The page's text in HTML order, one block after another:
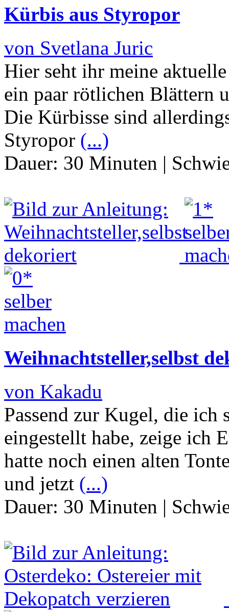
Kürbis aus Styropor
von Svetlana Juric
Hier seht ihr meine
ein paar rötlichen Blättern
Die Kürbisse sind
Styropor (...)
Dauer: 30 Minuten |
Weihnachtsteller,selbst
von Kakadu
Passend zur Kugel, die ich
eingestellt habe, zeige ich
hatte noch einen alten
und jetzt (...)
Dauer: 30 Minuten |